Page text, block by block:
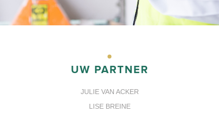
UW PARTNER
JULIE VAN ACKER
LISE BREINE